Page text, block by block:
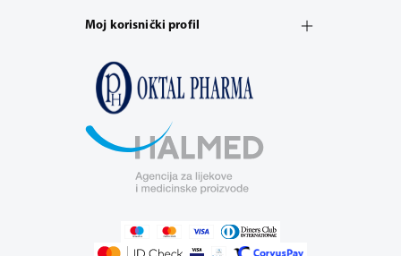
Moj korisnički profil